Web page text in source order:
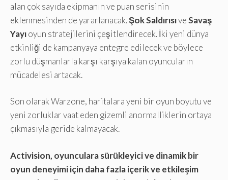
alan çok sayıda ekipmanın ve puan serisinin
eklenmesinden de yararlanacak.Şok SaldırısıveSavaş
Yayıoyun stratejilerini çeşitlendirecek. İki yeni dünya
etkinliği de kampanyaya entegre edilecek ve böylece
zorlu düşmanlarla karşı karşıya kalan oyuncuların
mücadelesi artacak.
Son olarak Warzone, haritalara yeni bir oyun boyutu ve
yeni zorluklar vaat eden gizemli anormalliklerin ortaya
çıkmasıyla geride kalmayacak.
Activision, oyunculara sürükleyici ve dinamik bir
oyun deneyimi için daha fazla içerik ve etkileşim